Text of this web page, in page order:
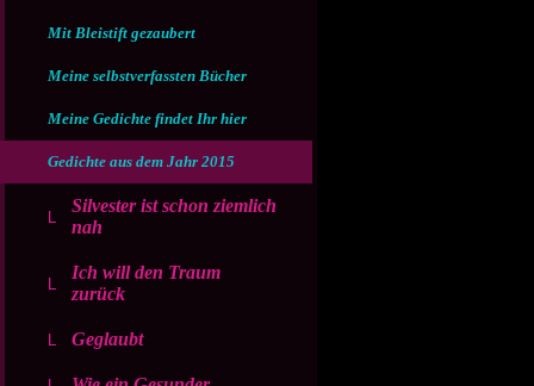
Mit Bleistift gezaubert
Meine selbstverfassten Bücher
Meine Gedichte findet Ihr hier
Gedichte aus dem Jahr 2015
Silvester ist schon ziemlich
nah
Ich will den Traum
zurück
Geglaubt